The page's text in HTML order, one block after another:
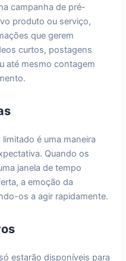
campanha de pré-
produto ou serviço,
que gerem
curtos, postagens
até mesmo contagem
é uma maneira
Quando os
janela de tempo
a emoção da
os a agir rapidamente.
estarão disponíveis para